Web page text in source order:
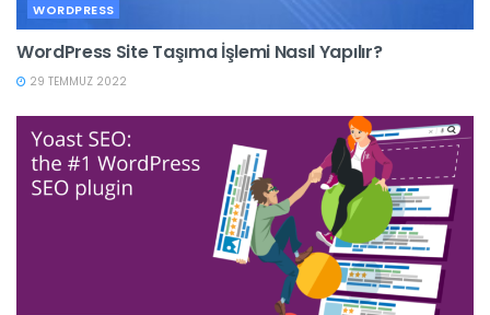
WORDPRESS
WordPress Site Taşıma İşlemi Nasıl Yapılır?
29 TEMMUZ 2022